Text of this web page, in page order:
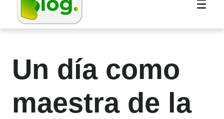
Un día como
maestra de la